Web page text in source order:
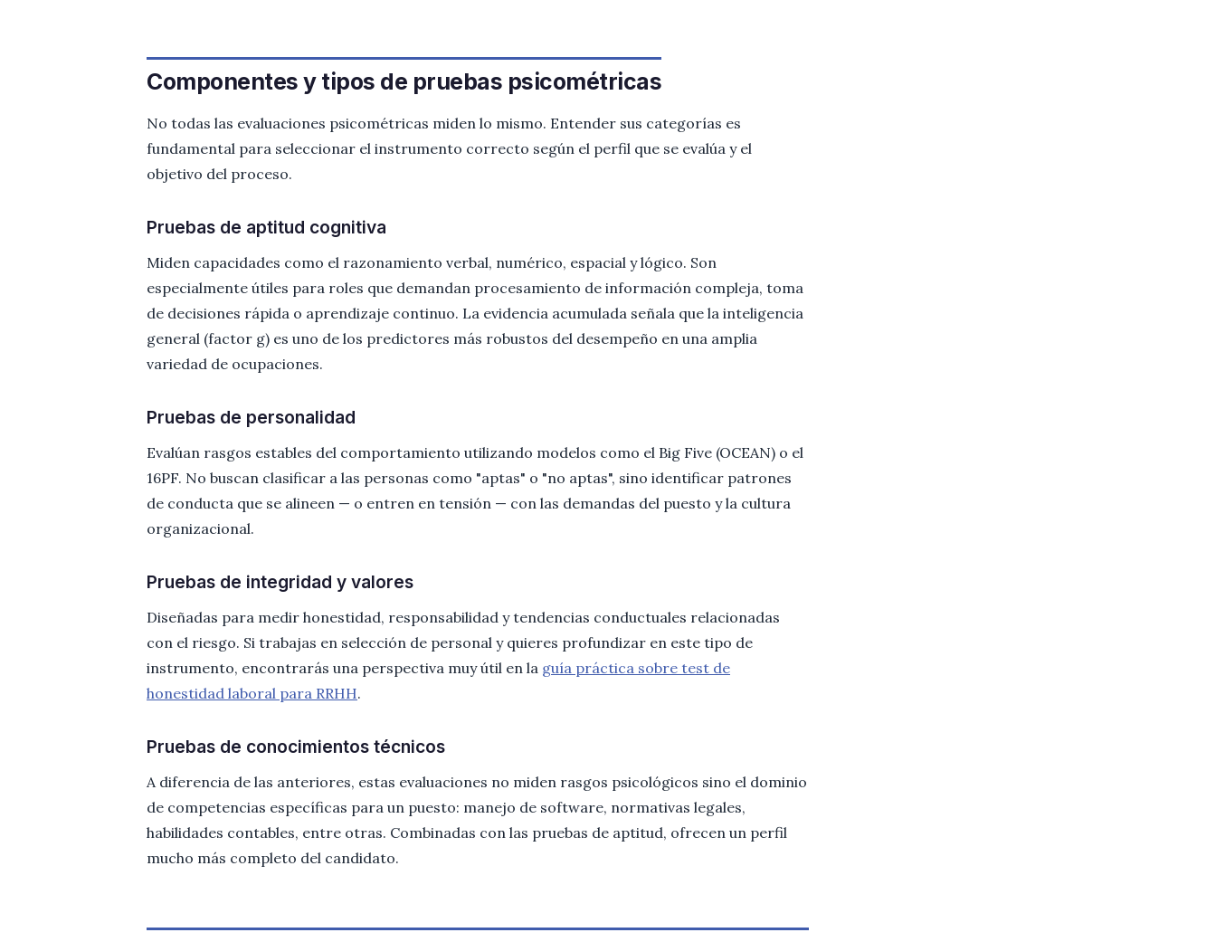
Componentes y tipos de pruebas psicométricas
No todas las evaluaciones psicométricas miden lo mismo. Entender sus categorías es
fundamental para seleccionar el instrumento correcto según el perfil que se evalúa y el
objetivo del proceso.
Pruebas de aptitud cognitiva
Miden capacidades como el razonamiento verbal, numérico, espacial y lógico. Son
especialmente útiles para roles que demandan procesamiento de información compleja, toma
de decisiones rápida o aprendizaje continuo. La evidencia acumulada señala que la inteligencia
general (factor g) es uno de los predictores más robustos del desempeño en una amplia
variedad de ocupaciones.
Pruebas de personalidad
Evalúan rasgos estables del comportamiento utilizando modelos como el Big Five (OCEAN) o el
16PF. No buscan clasificar a las personas como "aptas" o "no aptas", sino identificar patrones
de conducta que se alineen — o entren en tensión — con las demandas del puesto y la cultura
organizacional.
Pruebas de integridad y valores
Diseñadas para medir honestidad, responsabilidad y tendencias conductuales relacionadas
con el riesgo. Si trabajas en selección de personal y quieres profundizar en este tipo de
instrumento, encontrarás una perspectiva muy útil en la guía práctica sobre test de
honestidad laboral para RRHH.
Pruebas de conocimientos técnicos
A diferencia de las anteriores, estas evaluaciones no miden rasgos psicológicos sino el dominio
de competencias específicas para un puesto: manejo de software, normativas legales,
habilidades contables, entre otras. Combinadas con las pruebas de aptitud, ofrecen un perfil
mucho más completo del candidato.